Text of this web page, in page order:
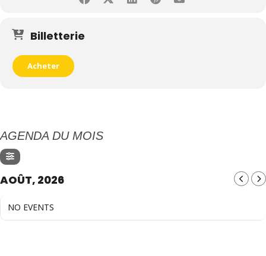
Billetterie
Acheter
AGENDA DU MOIS
AOÛT, 2026
NO EVENTS